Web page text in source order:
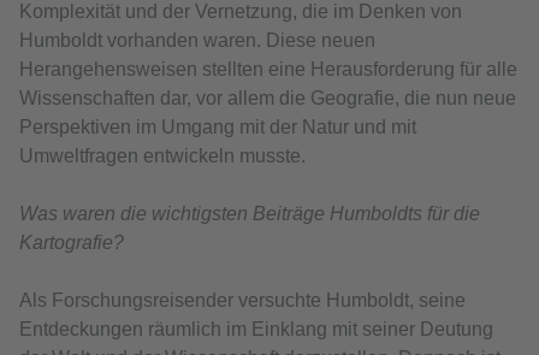
Komplexität und der Vernetzung, die im Denken von
Humboldt vorhanden waren. Diese neuen
Herangehensweisen stellten eine Herausforderung für alle
Wissenschaften dar, vor allem die Geografie, die nun neue
Perspektiven im Umgang mit der Natur und mit
Umweltfragen entwickeln musste.
Was waren die wichtigsten Beiträge Humboldts für die
Kartografie?
Als Forschungsreisender versuchte Humboldt, seine
Entdeckungen räumlich im Einklang mit seiner Deutung